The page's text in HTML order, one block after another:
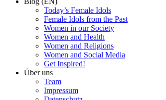
Today’s Female Idols
Female Idols from the Past
Women in our Society
Women and Health
Women and Religions
Women and Social Media
Get Inspired!
Über uns
Team
Impressum